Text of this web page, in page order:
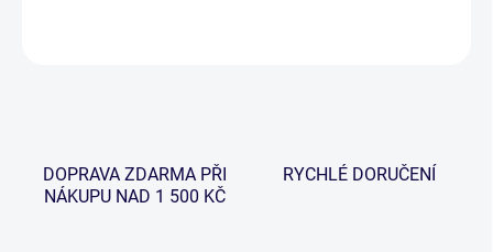
DOPRAVA ZDARMA PŘI
NÁKUPU NAD 1 500 KČ
RYCHLÉ DORUČENÍ